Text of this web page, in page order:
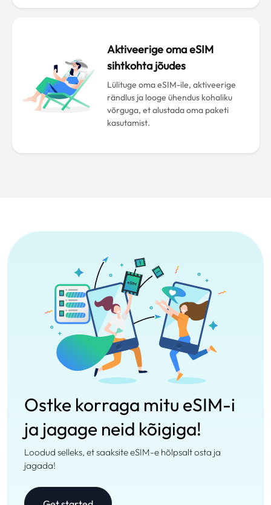
Aktiveerige oma eSIM
sihtkohta jõudes
Lülituge oma eSIM-ile, aktiveerige
rändlus ja looge ühendus kohaliku
võrguga, et alustada oma paketi
kasutamist.
Ostke korraga mitu eSIM-i
ja jagage neid kõigiga!
Loodud selleks, et saaksite eSIM-e hõlpsalt osta ja
jagada!